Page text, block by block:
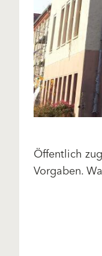
Öffentlich
Vorgaben.